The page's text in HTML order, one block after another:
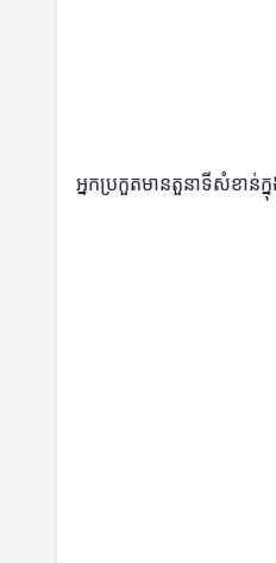
អ្នកប្រកួតមានតួនាទីសំខាន់ក្